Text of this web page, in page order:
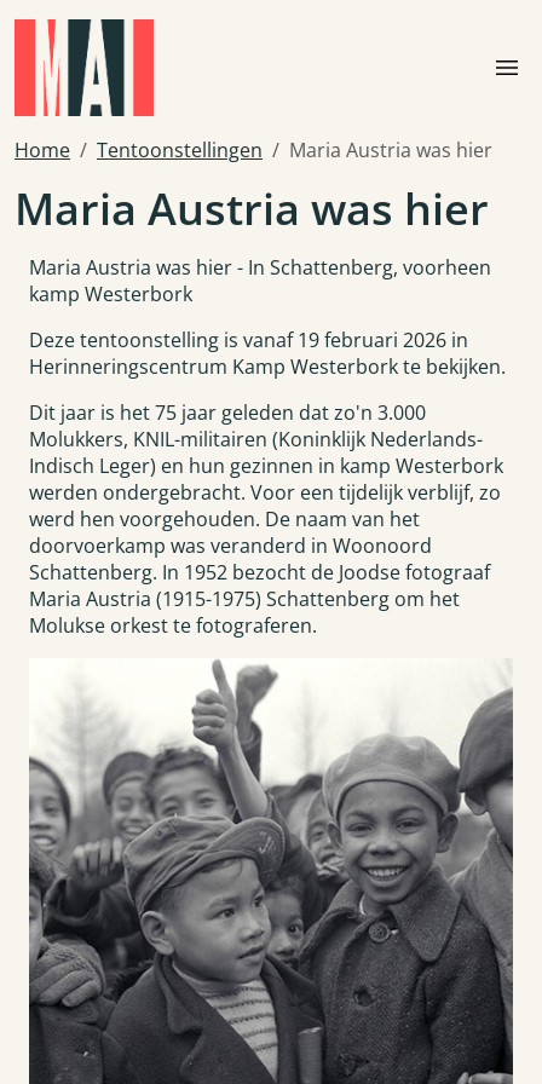
Skip to main content
menu
Home Tentoonstellingen Maria Austria was hier
Maria Austria was hier
Maria Austria was hier - In Schattenberg, voorheen
kamp Westerbork
Deze tentoonstelling is vanaf 19 februari 2026 in
Herinneringscentrum Kamp Westerbork te bekijken.
Dit jaar is het 75 jaar geleden dat zo'n 3.000
Molukkers, KNIL-militairen (Koninklijk Nederlands-
Indisch Leger) en hun gezinnen in kamp Westerbork
werden ondergebracht. Voor een tijdelijk verblijf, zo
werd hen voorgehouden. De naam van het
doorvoerkamp was veranderd in Woonoord
Schattenberg. In 1952 bezocht de Joodse fotograaf
Maria Austria (1915-1975) Schattenberg om het
Molukse orkest te fotograferen.